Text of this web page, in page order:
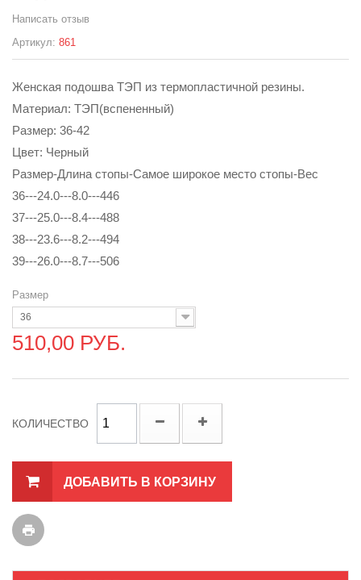
Написать отзыв
Артикул: 861
Женская подошва ТЭП из термопластичной резины.
Материал: ТЭП(вспененный)
Размер: 36-42
Цвет: Черный
Размер-Длина стопы-Самое широкое место стопы-Вес
36---24.0---8.0---446
37---25.0---8.4---488
38---23.6---8.2---494
39---26.0---8.7---506
Размер
36
510,00 РУБ.
КОЛИЧЕСТВО
ДОБАВИТЬ В КОРЗИНУ